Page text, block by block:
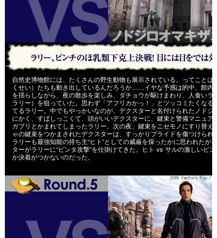
自然史博物館には、たくさんの野生動物も展示されている。ってことは
くせい）たちも動き出しているんだろうか……イヤな予感は的中。館内
を揺らしながら、夜の散歩を楽しみ、ダチョウが駆けまわり、人食いラ
ラリー）を狙っていた。思わず「アフリカかっ！」とツッコミたくなる
てるラリー。中でもやっかいなのが、デクスターと名付けられたノドジ
にかく、すばしっこくて、頭がいいデクスターに、鍵束と警備マニュア
ガブリとかまれてしまったラリー。次の夜、鍵束をニセモノにすり替え
ゃの鍵束をつかまされたデクスターは、すっかりプライドを傷つけられ
ラリーも最強知能の持ち主“ヒト”としての威厳を保ったかに思われた
ターがラリーに“ビンタ攻撃”を仕掛けてきた。ヒト vs サルの激しいビ
か決着がつかないのだった。